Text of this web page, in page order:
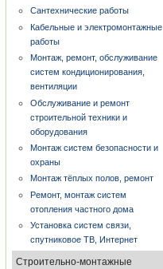
Сантехнические работы
Кабельные и электромонтажные
работы
Монтаж, ремонт, обслуживание
систем кондиционирования,
вентиляции
Обслуживание и ремонт
строительной техники и
оборудования
Монтаж систем безопасности и
охраны
Монтаж тёплых полов, ремонт
Ремонт, монтаж систем
отопления частного дома
Установка систем связи,
спутниковое ТВ, Интернет
Строительно-монтажные